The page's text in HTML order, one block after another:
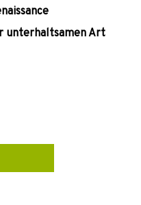
unterhaltsamen Art